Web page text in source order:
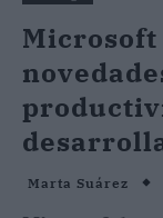
Marta Suárez